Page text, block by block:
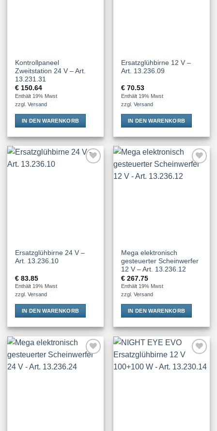
Kontrollpaneel
Zweitstation 24 V – Art.
13.231.31
€ 150.64
Enthält 19% Mwst
zzgl.Versand
IN DEN WARENKORB
Ersatzglühbirne 12 V –
Art. 13.236.09
€ 70.53
Enthält 19% Mwst
zzgl.Versand
IN DEN WARENKORB
Ersatzglühbirne 24 V –
Art. 13.236.10
€ 83.85
Enthält 19% Mwst
zzgl.Versand
IN DEN WARENKORB
Mega elektronisch
gesteuerter Scheinwerfer
12 V – Art. 13.236.12
€ 267.75
Enthält 19% Mwst
zzgl.Versand
IN DEN WARENKORB
Wishlist